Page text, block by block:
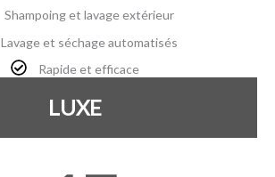
Shampoing et lavage extérieur
Lavage et séchage automatisés
Rapide et efficace
LUXE